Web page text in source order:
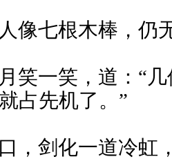
像七根木棒，仍
笑一笑，道：“
占先机了。”
，剑化一道冷虹